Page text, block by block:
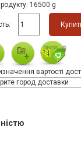
16500 g
вартості